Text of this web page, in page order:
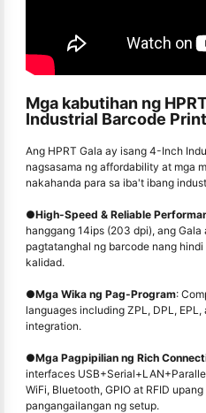
Mga kabutihan ng
Industrial Barcode
Ang HPRT Gala ay isang 4-Inch
nagsasama ng affordability at mga
nakahanda para sa iba't ibang
●High-Speed & Reliable
hanggang 14ips (203 dpi), ang
pagtatanghal ng barcode nang
kalidad.
●Mga Wika ng Pag-Program:
languages including ZPL, DPL,
integration.
●Mga Pagpipilian ng Rich
interfaces
WiFi, Bluetooth, GPIO at RFID
pangangailangan ng setup.